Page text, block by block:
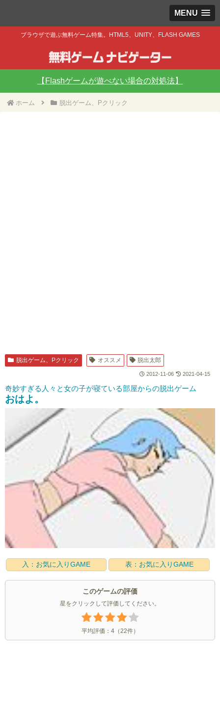
MENU
ブラウザで遊ぶ無料ゲーム特集。HTML5、UNITY、FLASH GAMES
【Flashゲームが遊べない場合の対処法】
ホーム 脱出ゲーム、Pクリック
脱出ゲーム、Pクリック オススメ 脱出太郎
2012-11-06 2021-04-15
奇妙すぎる人々と女の子が寝ている部屋からの脱出ゲーム
おはよ。
入：お気に入りGAME 表：お気に入りGAME
このゲームの評価
星をクリックして評価してください。
平均評価： 4（22件）